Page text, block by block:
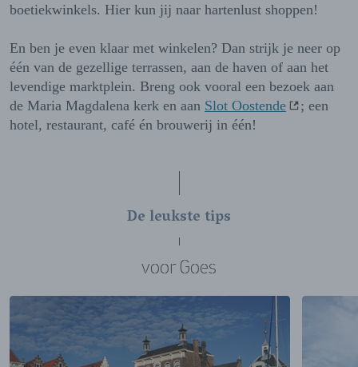
boetiekwinkels. Hier kun jij naar hartenlust shoppen!
En ben je even klaar met winkelen? Dan strijk je neer op
één van de gezellige terrassen, aan de haven of aan het
levendige marktplein. Breng ook vooral een bezoek aan
de Maria Magdalena kerk en aan Slot Oostende
; een
hotel, restaurant, café én brouwerij in één!
De leukste tips
voor Goes